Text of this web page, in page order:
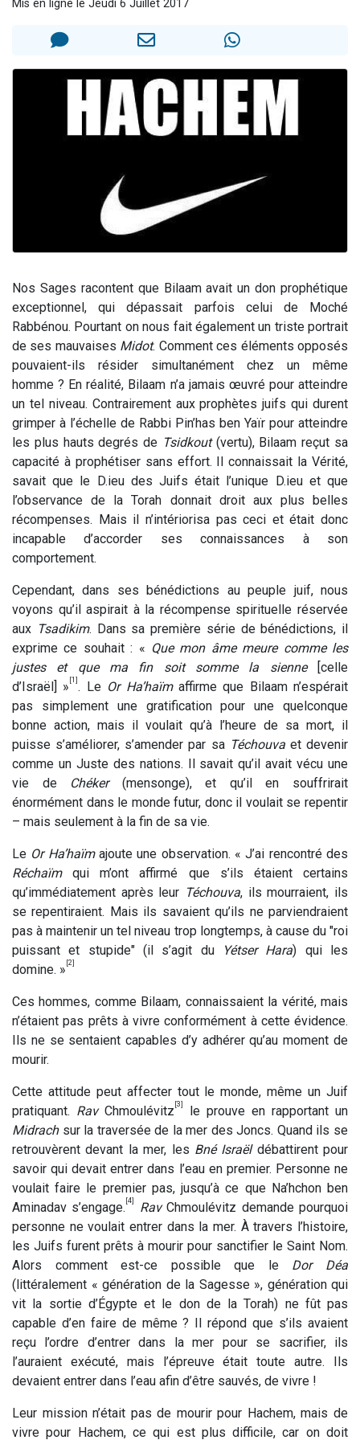
2 nouvelles musiques dans Torah-Box Music
8 personnes viennent de faire un don pour Tsédaka : pauvres d'Israel
2 personnes viennent de faire un don pour 1 Journée de Vacances Pour les Enfants
Mis en ligne le Jeudi 6 Juillet 2017
Nos Sages racontent que Bilaam avait un don prophétique
exceptionnel, qui dépassait parfois celui de Moché
Rabbénou. Pourtant on nous fait également un triste portrait
de ses mauvaises Midot. Comment ces éléments opposés
pouvaient-ils résider simultanément chez un même
homme ? En réalité, Bilaam n’a jamais œuvré pour atteindre
un tel niveau. Contrairement aux prophètes juifs qui durent
grimper à l’échelle de Rabbi Pin’has ben Yaïr pour atteindre
les plus hauts degrés de Tsidkout(vertu), Bilaam reçut sa
capacité à prophétiser sans effort. Il connaissait la Vérité,
savait que le D.ieu des Juifs était l’unique D.ieu et que
l’observance de la Torah donnait droit aux plus belles
récompenses. Mais il n’intériorisa pas ceci et était donc
incapable d’accorder ses connaissances à son
comportement.
Cependant, dans ses bénédictions au peuple juif, nous
voyons qu’il aspirait à la récompense spirituelle réservée
aux Tsadikim. Dans sa première série de bénédictions, il
exprime ce souhait : « Que mon âme meure comme les
justes et que ma fin soit somme la sienne[celle
d’Israël] » [1] . Le Or Ha’haïmaffirme que Bilaam n’espérait
pas simplement une gratification pour une quelconque
bonne action, mais il voulait qu’à l’heure de sa mort, il
puisse s’améliorer, s’amender par sa Téchouvaet devenir
comme un Juste des nations. Il savait qu’il avait vécu une
vie de Chéker(mensonge), et qu’il en souffrirait
énormément dans le monde futur, donc il voulait se repentir
– mais seulement à la fin de sa vie.
Le Or Ha’haïmajoute une observation. « J’ai rencontré des
Réchaïmqui m’ont affirmé que s’ils étaient certains
qu’immédiatement après leur Téchouva, ils mourraient, ils
se repentiraient. Mais ils savaient qu’ils ne parviendraient
pas à maintenir un tel niveau trop longtemps, à cause du "roi
puissant et stupide" (il s’agit du
Yétser Hara) qui les
domine. » [2]
Ces hommes, comme Bilaam, connaissaient la vérité, mais
n’étaient pas prêts à vivre conformément à cette évidence.
Ils ne se sentaient capables d’y adhérer qu’au moment de
mourir.
Cette attitude peut affecter tout le monde, même un Juif
pratiquant. RavChmoulévitz [3]
le prouve en rapportant un
Midrachsur la traversée de la mer des Joncs. Quand ils se
retrouvèrent devant la mer, les Bné Israëldébattirent pour
savoir qui devait entrer dans l’eau en premier. Personne ne
voulait faire le premier pas, jusqu’à ce que Na’hchon ben
Aminadav s’engage. [4] RavChmoulévitz demande pourquoi
personne ne voulait entrer dans la mer. À travers l’histoire,
les Juifs furent prêts à mourir pour sanctifier le Saint Nom.
Alors comment est-ce possible que le Dor Déa
(littéralement « génération de la Sagesse », génération qui
vit la sortie d’Égypte et le don de la Torah) ne fût pas
capable d’en faire de même ? Il répond que s’ils avaient
reçu l’ordre d’entrer dans la mer pour se sacrifier, ils
l’auraient exécuté, mais l’épreuve était toute autre. Ils
devaient entrer dans l’eau afin d’être sauvés, de vivre !
Leur mission n’était pas de mourir pour Hachem, mais de
vivre pour Hachem, ce qui est plus difficile, car on doit